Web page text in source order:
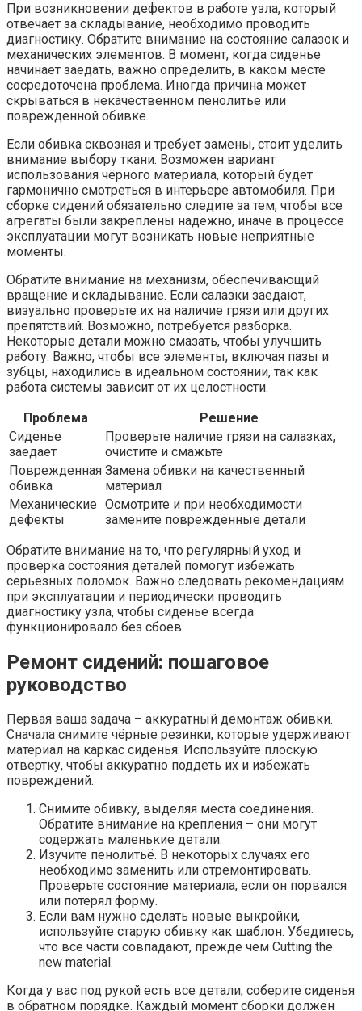
При возникновении дефектов в работе узла, который
отвечает за складывание, необходимо проводить
диагностику. Обратите внимание на состояние салазок и
механических элементов. В момент, когда сиденье
начинает заедать, важно определить, в каком месте
сосредоточена проблема. Иногда причина может
скрываться в некачественном пенолитье или
поврежденной обивке.
Если обивка сквозная и требует замены, стоит уделить
внимание выбору ткани. Возможен вариант
использования чёрного материала, который будет
гармонично смотреться в интерьере автомобиля. При
сборке сидений обязательно следите за тем, чтобы все
агрегаты были закреплены надежно, иначе в процессе
эксплуатации могут возникать новые неприятные
моменты.
Обратите внимание на механизм, обеспечивающий
вращение и складывание. Если салазки заедают,
визуально проверьте их на наличие грязи или других
препятствий. Возможно, потребуется разборка.
Некоторые детали можно смазать, чтобы улучшить
работу. Важно, чтобы все элементы, включая пазы и
зубцы, находились в идеальном состоянии, так как
работа системы зависит от их целостности.
Проблема
Решение
Сиденье
заедает
Проверьте наличие грязи на салазках,
очистите и смажьте
Поврежденная
обивка
Замена обивки на качественный
материал
Механические
дефекты
Осмотрите и при необходимости
замените поврежденные детали
Обратите внимание на то, что регулярный уход и
проверка состояния деталей помогут избежать
серьезных поломок. Важно следовать рекомендациям
при эксплуатации и периодически проводить
диагностику узла, чтобы сиденье всегда
функционировало без сбоев.
Ремонт сидений: пошаговое
руководство
Первая ваша задача – аккуратный демонтаж обивки.
Сначала снимите чёрные резинки, которые удерживают
материал на каркас сиденья. Используйте плоскую
отвертку, чтобы аккуратно поддеть их и избежать
повреждений.
Снимите обивку, выделяя места соединения.
Обратите внимание на крепления – они могут
содержать маленькие детали.
Изучите пенолитьё. В некоторых случаях его
необходимо заменить или отремонтировать.
Проверьте состояние материала, если он порвался
или потерял форму.
Если вам нужно сделать новые выкройки,
используйте старую обивку как шаблон. Убедитесь,
что все части совпадают, прежде чем Cutting the
new material.
Когда у вас под рукой есть все детали, соберите сиденья
в обратном порядке. Каждый момент сборки должен